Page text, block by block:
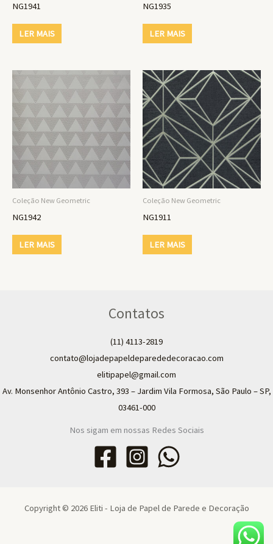
NG1941
LER MAIS
NG1935
LER MAIS
Coleção New Geometric
NG1942
LER MAIS
Coleção New Geometric
NG1911
LER MAIS
Contatos
(11) 4113-2819
contato@lojadepapeldeparededecoracao.com
elitipapel@gmail.com​
Av. Monsenhor Antônio Castro, 393 – Jardim Vila Formosa, São Paulo – SP,
03461-000
Nos sigam em nossas Redes Sociais
Copyright © 2026 Eliti - Loja de Papel de Parede e Decoração